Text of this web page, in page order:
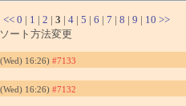
<< 0 | 1 | 2 | 3 | 4 | 5 | 6 | 7 | 8 | 9 | 10 >>
ート方法変更
16:26) #7133
16:26) #7132